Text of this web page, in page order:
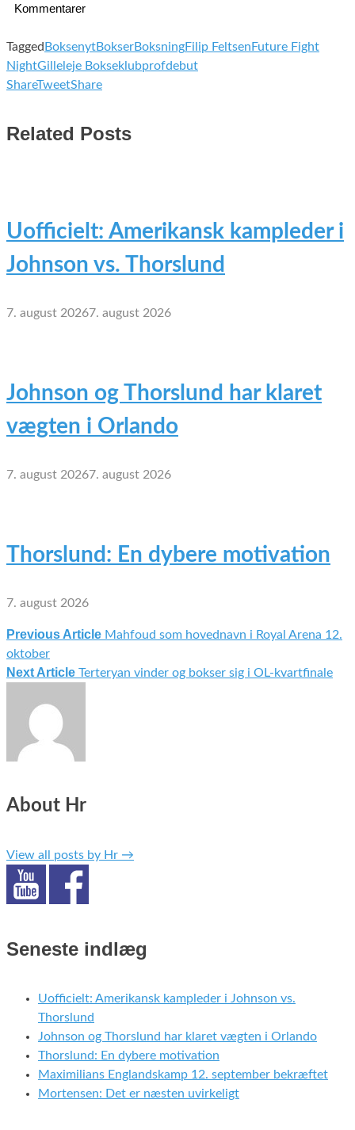
Kommentarer
Tagged BoksenytBokserBoksningFilip Feltsen Future Fight
NightGilleleje Bokseklubprofdebut
ShareTweetShare
Related Posts
Uofficielt: Amerikansk kampleder i
Johnson vs. Thorslund
7. august 20267. august 2026
Johnson og Thorslund har klaret
vægten i Orlando
7. august 20267. august 2026
Thorslund: En dybere motivation
7. august 2026
Indlægsnavigation
Previous Article Mahfoud som hovednavn i Royal Arena 12.
oktober
Next Article Terteryan vinder og bokser sig i OL-kvartfinale
About Hr
View all posts by Hr →
Seneste indlæg
Uofficielt: Amerikansk kampleder i Johnson vs.
Thorslund
Johnson og Thorslund har klaret vægten i Orlando
Thorslund: En dybere motivation
Maximilians Englandskamp 12. september bekræftet
Mortensen: Det er næsten uvirkeligt